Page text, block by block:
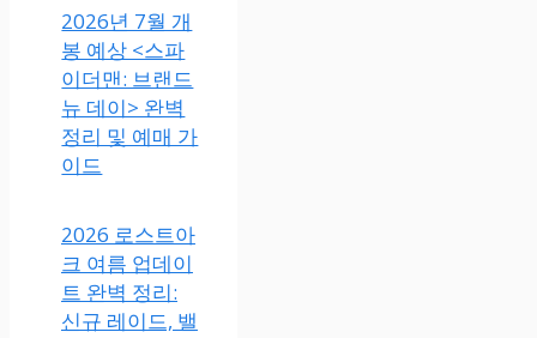
2026년 7월 개
봉 예상 <스파
이더맨: 브랜드
뉴 데이> 완벽
정리 및 예매 가
이드
2026 로스트아
크 여름 업데이
트 완벽 정리:
신규 레이드, 밸